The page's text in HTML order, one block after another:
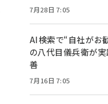
7月28日 7:05
AI検索で“自社がお
の八代目儀兵衛が実
善
7月16日 7:05